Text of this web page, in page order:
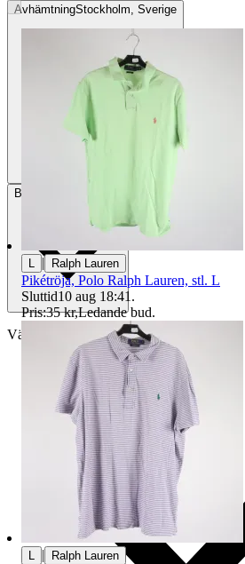
AvhämtningStockholm, Sverige
Betalning
Välj till köparskydd
L | Ralph Lauren
Pikétröja, Polo Ralph Lauren, stl. L
Sluttid10 aug 18:41 .
Pris:35 kr,Ledande bud.
L | Ralph Lauren